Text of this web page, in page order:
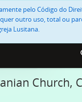
pelo Código do
outro uso, total ou
Lusitana.
Church,